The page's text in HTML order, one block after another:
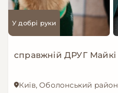
У добрі руки
Київ, Оболонський район